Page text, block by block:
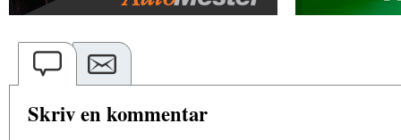
Skriv en kommentar